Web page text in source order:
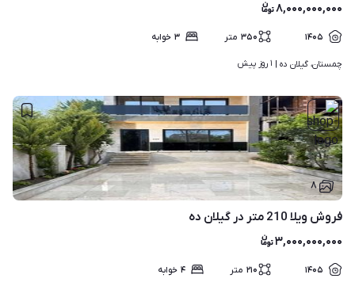
۸,۰۰۰,۰۰۰,۰۰۰
۱۴۰۵ ۳۵۰ متر ۳ خوابه
چمستان، گیلان ده | ۱ روز پیش
۸
فروش ویلا 210 متر در گیلان ده
۳,۰۰۰,۰۰۰,۰۰۰
۱۴۰۵ ۲۱۰ متر ۴ خوابه